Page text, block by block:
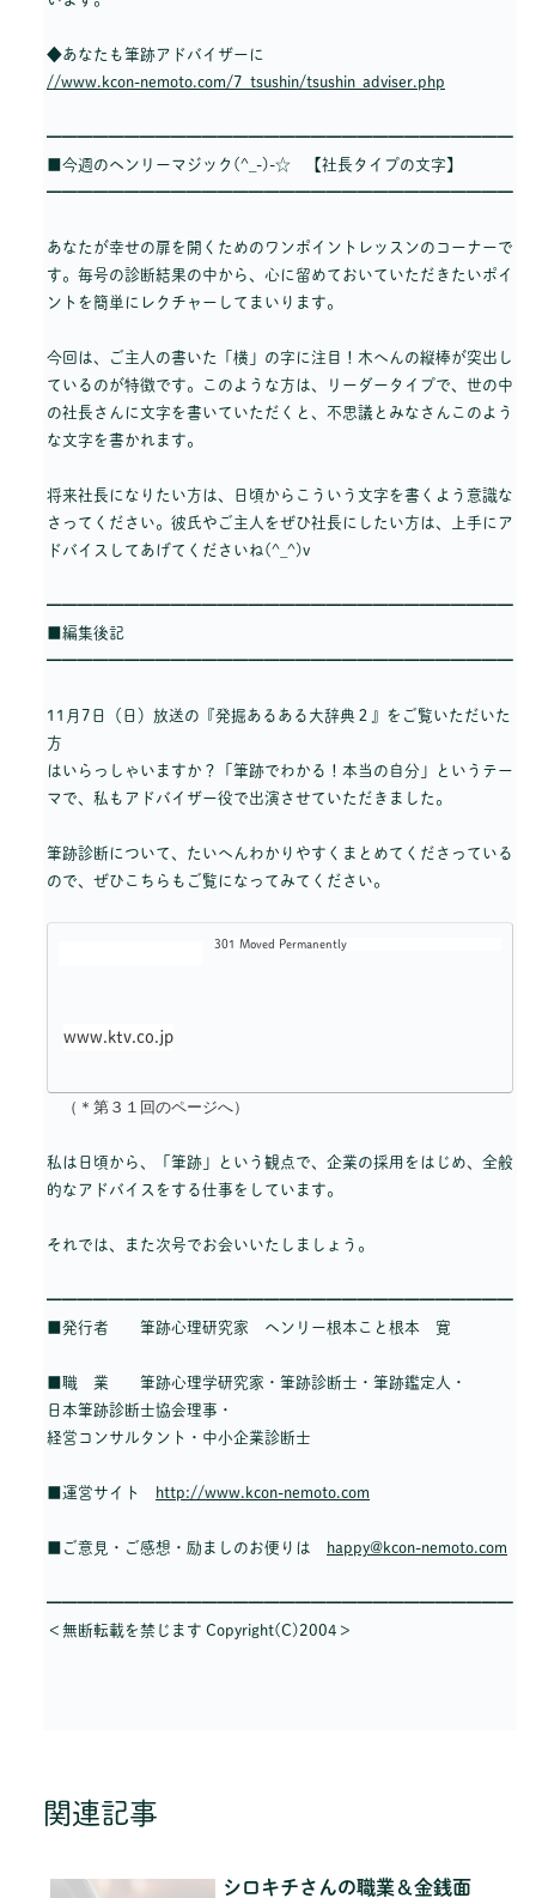
◆あなたも筆跡アドバイザーに
//www.kcon-nemoto.com/7_tsushin/tsushin_adviser.php
━━━━━━━━━━━━━━━━━━━━━━━━━━━━━━
■今週のヘンリーマジック(^_-)-☆ 【社長タイプの文字】
━━━━━━━━━━━━━━━━━━━━━━━━━━━━━━
あなたが幸せの扉を開くためのワンポイントレッスンのコーナーで
す。毎号の診断結果の中から、心に留めておいていただきたいポイ
ントを簡単にレクチャーしてまいります。
今回は、ご主人の書いた「横」の字に注目！木へんの縦棒が突出し
ているのが特徴です。このような方は、リーダータイプで、世の中
の社長さんに文字を書いていただくと、不思議とみなさんこのよう
な文字を書かれます。
将来社長になりたい方は、日頃からこういう文字を書くよう意識な
さってください。彼氏やご主人をぜひ社長にしたい方は、上手にア
ドバイスしてあげてくださいね(^_^)v
━━━━━━━━━━━━━━━━━━━━━━━━━━━━━━
■編集後記
━━━━━━━━━━━━━━━━━━━━━━━━━━━━━━
11月7日（日）放送の『発掘あるある大辞典２』をご覧いただいた
方
はいらっしゃいますか？「筆跡でわかる！本当の自分」というテー
マで、私もアドバイザー役で出演させていただきました。
筆跡診断について、たいへんわかりやすくまとめてくださっている
ので、ぜひこちらもご覧になってみてください。
301 Moved Permanently
www.ktv.co.jp
（＊第３１回のページへ）
私は日頃から、「筆跡」という観点で、企業の採用をはじめ、全般
的なアドバイスをする仕事をしています。
それでは、また次号でお会いいたしましょう。
━━━━━━━━━━━━━━━━━━━━━━━━━━━━━━
■発行者 筆跡心理研究家 ヘンリー根本こと根本 寛
■職 業 筆跡心理学研究家・筆跡診断士・筆跡鑑定人・
日本筆跡診断士協会理事・
経営コンサルタント・中小企業診断士
■運営サイト http://www.kcon-nemoto.com
■ご意見・ご感想・励ましのお便りは happy@kcon-nemoto.com
━━━━━━━━━━━━━━━━━━━━━━━━━━━━━━
＜無断転載を禁じます Copyright(C)2004＞
関連記事
シロキチさんの職業＆金銭面